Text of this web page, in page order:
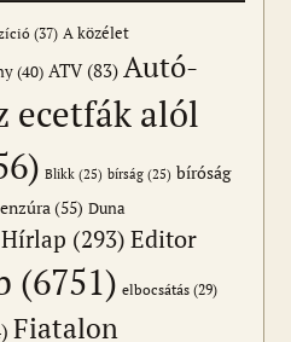
(37) A közélet
(40) ATV(83) Autó-
ecetfák alól
Blikk (25) bírság (25) bíróság
(55) Duna
(293) Editor
(6751) elbocsátás (29)
Fiatalon